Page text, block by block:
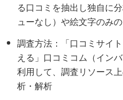
る口コミを抽出し独自に
ューなし）や絵文字のみ
調査方法：「口コミサイ
える」口コミコム（イン
利用して、調査リソース
析・解析